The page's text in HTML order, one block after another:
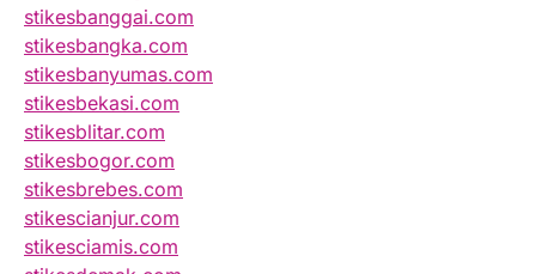
stikesbanggai.com
stikesbangka.com
stikesbanyumas.com
stikesbekasi.com
stikesblitar.com
stikesbogor.com
stikesbrebes.com
stikescianjur.com
stikesciamis.com